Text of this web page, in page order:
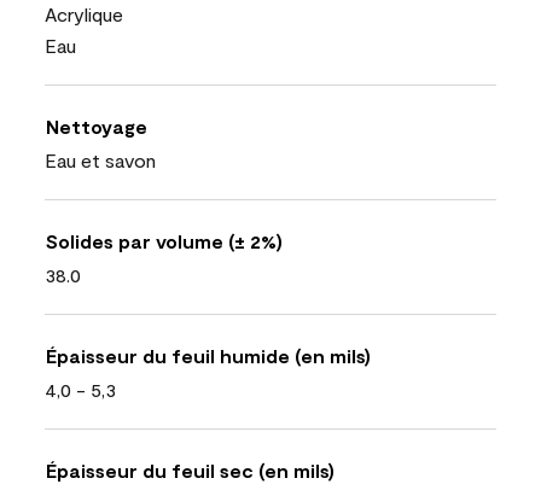
Acrylique
Eau
Nettoyage
Eau et savon
Solides par volume (± 2%)
38.0
Épaisseur du feuil humide (en mils)
4,0 - 5,3
Épaisseur du feuil sec (en mils)